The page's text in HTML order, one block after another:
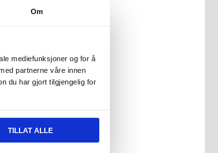
Om
mediefunksjoner og for å
partnerne våre innen
du har gjort tilgjengelig for
TILLAT ALLE